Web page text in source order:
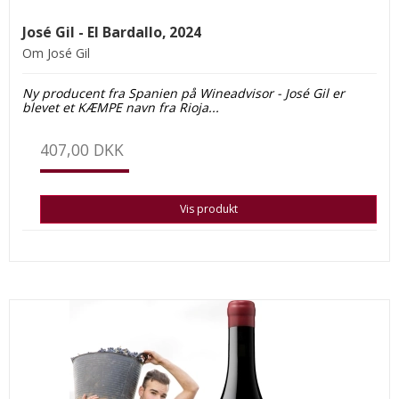
José Gil - El Bardallo, 2024
Om José Gil
Ny producent fra Spanien på Wineadvisor - José Gil er
blevet et KÆMPE navn fra Rioja...
407,00 DKK
Vis produkt